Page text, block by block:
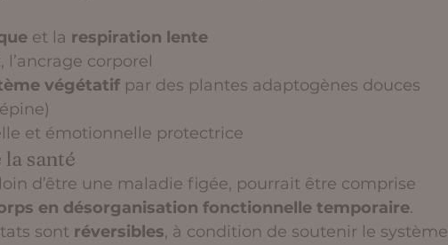
et la respiration lente
, l’ancrage corporel
végétatif par des plantes adaptogènes douces
et émotionnelle protectrice
santé
d’être une maladie figée, pourrait être comprise
en désorganisation fonctionnelle temporaire.
sont réversibles, à condition de soutenir le système